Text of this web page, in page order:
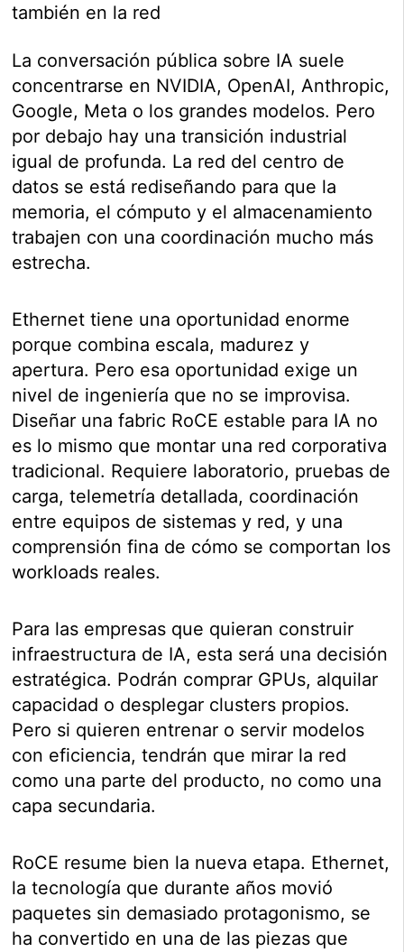
también en la red
La conversación pública sobre IA suele
concentrarse en NVIDIA, OpenAI, Anthropic,
Google, Meta o los grandes modelos. Pero
por debajo hay una transición industrial
igual de profunda. La red del centro de
datos se está rediseñando para que la
memoria, el cómputo y el almacenamiento
trabajen con una coordinación mucho más
estrecha.
Ethernet tiene una oportunidad enorme
porque combina escala, madurez y
apertura. Pero esa oportunidad exige un
nivel de ingeniería que no se improvisa.
Diseñar una fabric RoCE estable para IA no
es lo mismo que montar una red corporativa
tradicional. Requiere laboratorio, pruebas de
carga, telemetría detallada, coordinación
entre equipos de sistemas y red, y una
comprensión fina de cómo se comportan los
workloads reales.
Para las empresas que quieran construir
infraestructura de IA, esta será una decisión
estratégica. Podrán comprar GPUs, alquilar
capacidad o desplegar clusters propios.
Pero si quieren entrenar o servir modelos
con eficiencia, tendrán que mirar la red
como una parte del producto, no como una
capa secundaria.
RoCE resume bien la nueva etapa. Ethernet,
la tecnología que durante años movió
paquetes sin demasiado protagonismo, se
ha convertido en una de las piezas que